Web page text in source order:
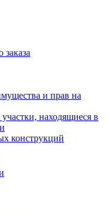
и прав на
находящиеся в
конструкций